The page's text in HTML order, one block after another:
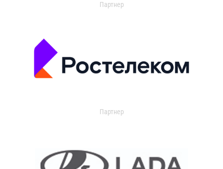
Партнер
Партнер